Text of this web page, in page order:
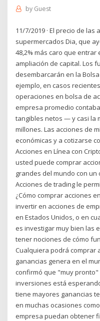
by Guest
11/7/2019 · El precio de
supermercados Dia, que
48,2% más caro que
ampliación de capital. Los
desembarcarán en la
ejemplo, en casos
operaciones en bolsa de
empresa promedio
tangibles netos — y casi la
millones. Las acciones de
económicas y a cotizarse
Acciones en Línea con
usted puede comprar
grandes del mundo con un
Acciones de trading le
¿Cómo comprar acciones
invertir en acciones de
en Estados Unidos, o en
es investigar muy bien las
tener nociones de cómo
Cualquiera podrá comprar
ganancias genera en el
confirmó que "muy pronto"
inversiones está
tiene mayores ganancias
en muchas ocasiones
empresa puedan obtener